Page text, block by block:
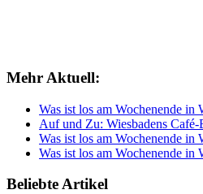
Mehr Aktuell:
Was ist los am Wochenende in
Auf und Zu: Wiesbadens
Was ist los am Wochenende in
Was ist los am Wochenende in
Beliebte Artikel